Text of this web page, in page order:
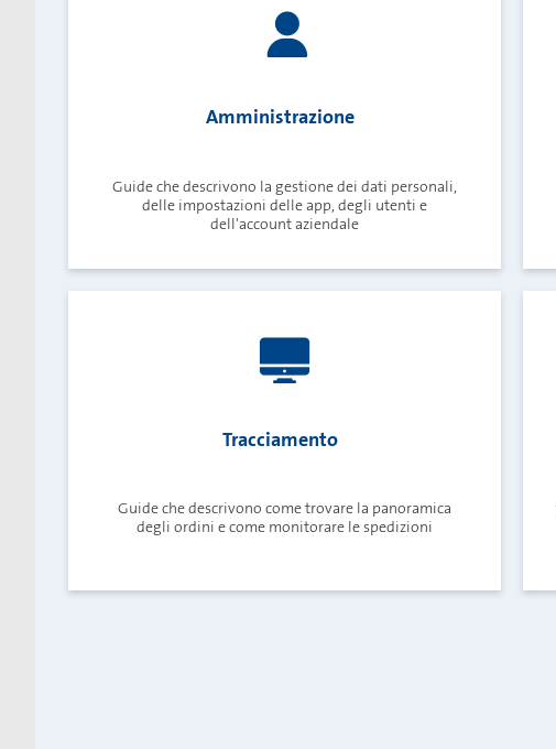
Amministrazione
Guide che descrivono la gestione dei dati personali,
delle impostazioni delle app, degli utenti e
dell'account aziendale
Tracciamento
Guide che descrivono come trovare la panoramica
degli ordini e come monitorare le spedizioni